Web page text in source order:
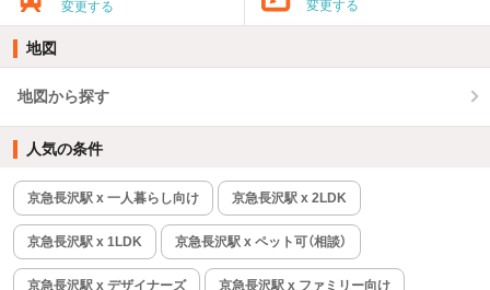
変更する 変更する
地図
地図から探す
人気の条件
京急長沢駅 x 一人暮らし向け 京急長沢駅 x 2LDK
京急長沢駅 x 1LDK 京急長沢駅 x ペット可（相談）
京急長沢駅 x デザイナーズ 京急長沢駅 x ファミリー向け